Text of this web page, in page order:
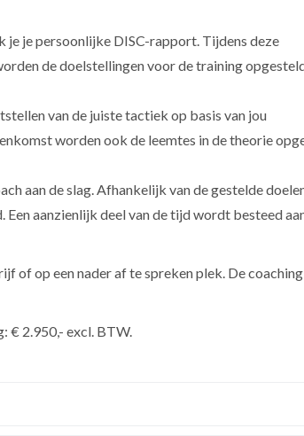
je je persoonlijke DISC-rapport. Tijdens deze
de doelstellingen voor de training
van de juiste tactiek op basis van jou
worden ook de leemtes in de theorie
aan de slag. Afhankelijk van de gestelde
aanzienlijk deel van de tijd wordt besteed
of op een nader af te spreken plek. De
€ 2.950,- excl. BTW.